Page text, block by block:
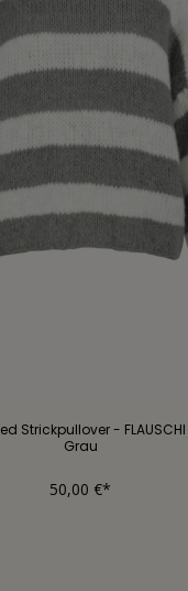
Strickpullover - FLAUSCHI
Grau
50,00 €*